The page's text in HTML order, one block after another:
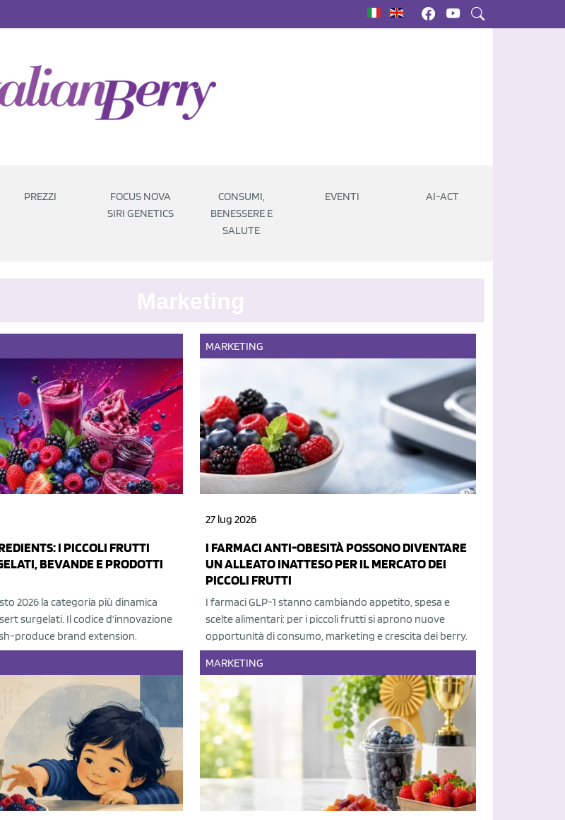
|
PREZZI
FOCUS NOVA
SIRI GENETICS
CONSUMI,
BENESSERE E
SALUTE
EVENTI AI-ACT
I PICCOLI FRUTTI
BEVANDE E PRODOTTI
2026 la categoria più dinamica
surgelati. Il codice d’innovazione
produce brand extension.
MARKETING
27 lug 2026
I FARMACI ANTI-OBESITÀ POSSONO DIVENTARE
UN ALLEATO INATTESO PER IL MERCATO DEI
PICCOLI FRUTTI
I farmaci GLP-1 stanno cambiando appetito, spesa e
scelte alimentari: per i piccoli frutti si aprono nuove
opportunità di consumo, marketing e crescita dei berry.
MARKETING